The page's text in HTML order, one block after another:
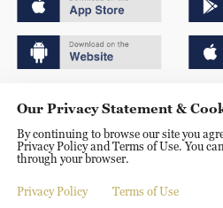
京ICP备20000184号
京公网安备 11010502050052号
Disinformation report hotline: 010-
Our Privacy Statement &
By continuing to browse our site you
Privacy Policy and Terms of Use. You
through your browser.
Privacy Policy Terms of Use